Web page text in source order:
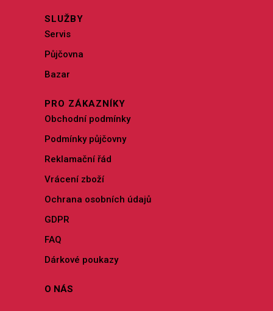
SLUŽBY
Servis
Půjčovna
Bazar
PRO ZÁKAZNÍKY
Obchodní podmínky
Podmínky půjčovny
Reklamační řád
Vrácení zboží
Ochrana osobních údajů
GDPR
FAQ
Dárkové poukazy
O NÁS